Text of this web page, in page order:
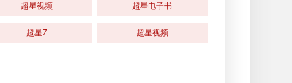
超星视频 超星电子书
超星7 超星视频